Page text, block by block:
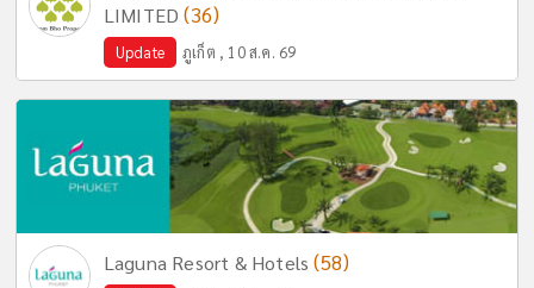
LIMITED(36)
Update ภูเก็ต , 10 ส.ค. 69
Laguna Resort & Hotels(58)